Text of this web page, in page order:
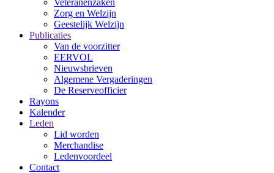
Veteranenzaken
Zorg en Welzijn
Geestelijk Welzijn
Publicaties
Van de voorzitter
EERVOL
Nieuwsbrieven
Algemene Vergaderingen
De Reserveofficier
Rayons
Kalender
Leden
Lid worden
Merchandise
Ledenvoordeel
Contact